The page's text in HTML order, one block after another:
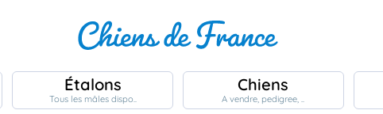
Étalons
Tous les mâles dispo..
Chiens
A vendre, pedigree, ..